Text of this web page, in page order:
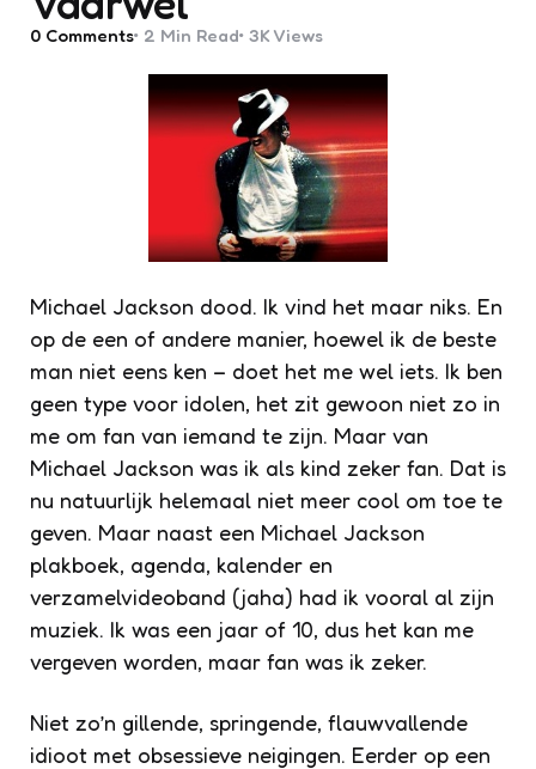
0 Comments 2 Min Read 3K Views
Michael Jackson dood. Ik vind het maar niks. En
op de een of andere manier, hoewel ik de beste
man niet eens ken – doet het me wel iets. Ik ben
geen type voor idolen, het zit gewoon niet zo in
me om fan van iemand te zijn. Maar van
Michael Jackson was ik als kind zeker fan. Dat is
nu natuurlijk helemaal niet meer cool om toe te
geven. Maar naast een Michael Jackson
plakboek, agenda, kalender en
verzamelvideoband (jaha) had ik vooral al zijn
muziek. Ik was een jaar of 10, dus het kan me
vergeven worden, maar fan was ik zeker.
Niet zo’n gillende, springende, flauwvallende
idioot met obsessieve neigingen. Eerder op een